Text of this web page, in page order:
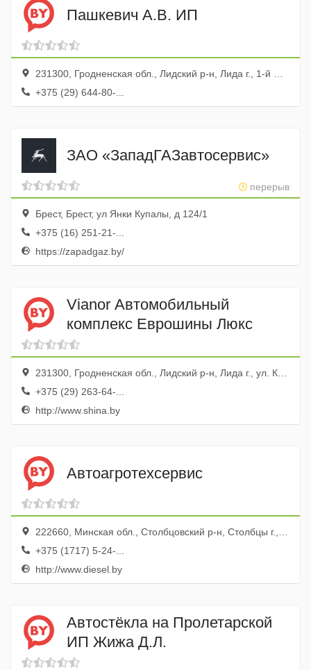
Пашкевич А.В. ИП
231300, Гродненская обл., Лидский р-н, Лида г., 1-й Невского ГСК пер., 43, 31
+375 (29) 644-80-...
ЗАО «ЗападГАЗавтосервис»
перерыв
Брест, Брест, ул Янки Купалы, д 124/1
+375 (16) 251-21-...
https://zapadgaz.by/
Vianor Автомобильный
комплекс Еврошины Люкс
231300, Гродненская обл., Лидский р-н, Лида г., ул. Красноармейская, 108
+375 (29) 263-64-...
http://www.shina.by
Автоагротехсервис
222660, Минская обл., Столбцовский р-н, Столбцы г., ул. Социалистическая, 40б
+375 (1717) 5-24-...
http://www.diesel.by
Автостёкла на Пролетарской
ИП Жижа Д.Л.